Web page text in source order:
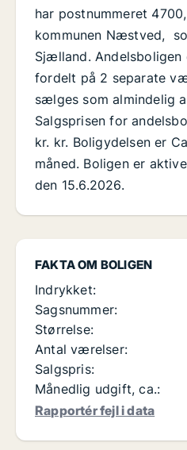
FAKTA OM BOLIGEN
Indrykket:
Sagsnummer:
Størrelse:
Antal værelser:
Salgspris:
Månedlig udgift, ca.:
Rapportér fejl i data
har postnummeret
kommunen Næstved,
Sjælland. Andelsboligen
fordelt på 2 separate
sælges som almindelig
Salgsprisen for
kr. kr. Boligydelsen er
måned. Boligen er
den 15.6.2026.